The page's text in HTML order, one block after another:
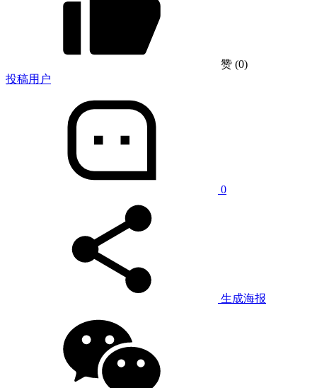
赞 (0)
投稿用户
0
生成海报